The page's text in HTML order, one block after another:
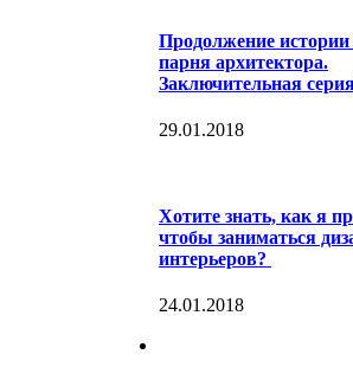
Продолжение истории
парня архитектора.
Заключительная
29.01.2018
Хотите знать, как я
чтобы заниматься
интерьеров?
24.01.2018